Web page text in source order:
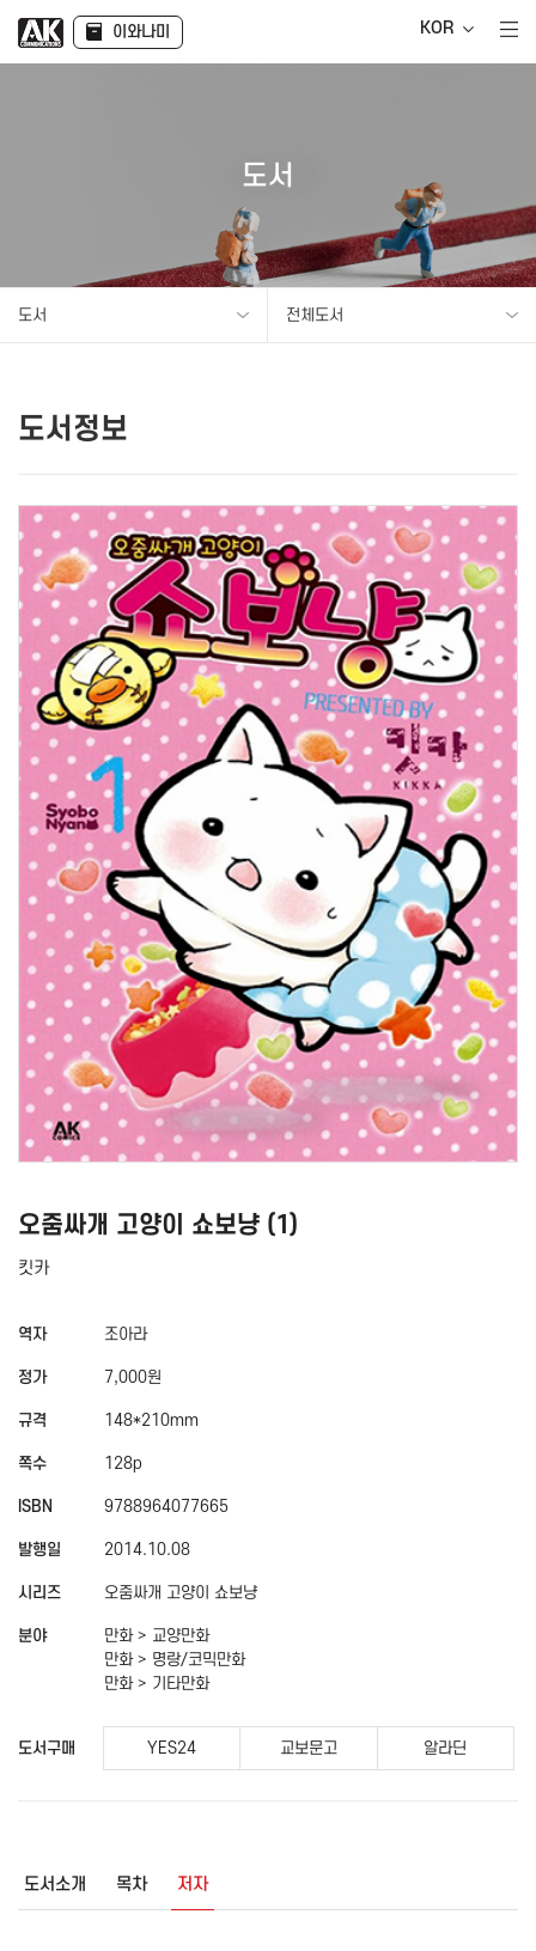
이와나미 KOR
도서
도서 전체도서
도서정보
오줌싸개 고양이 쇼보냥 (1)
킷카
역자 조아라
정가 7,000원
규격 148*210mm
쪽수 128p
ISBN 9788964077665
발행일 2014.10.08
시리즈 오줌싸개 고양이 쇼보냥
분야
만화 > 교양만화
만화 > 명랑/코믹만화
만화 > 기타만화
도서구매 YES24 교보문고 알라딘
도서소개 목차 저자